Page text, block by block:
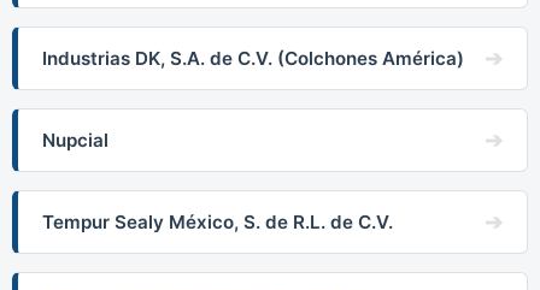
Industrias DK, S.A. de C.V. (Colchones América)
Nupcial
Tempur Sealy México, S. de R.L. de C.V.